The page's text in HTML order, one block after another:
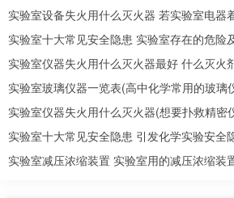
等，具体的要看你的客户群体，他们
国内仪器仪表推广网站都有哪些
然后在客户沉淀的平台上，制订
提供一些福利，让老客户带来新客户
金等等。
具体怎么玩你自己定，玩法有很
实验室设备失火用什么灭火器 若实验室电器
沫还是二氧化碳
实验室十大常见安全隐患 实验室存在的危险
实验室仪器失火用什么灭火器最好 什么灭火
最佳选择
实验室玻璃仪器一览表(高中化学常用的玻璃
实验室仪器失火用什么灭火器(想要扑救精密
么灭火剂)
实验室十大常见安全隐患 引发化学实验安全
实验室减压浓缩装置 实验室用的减压浓缩装